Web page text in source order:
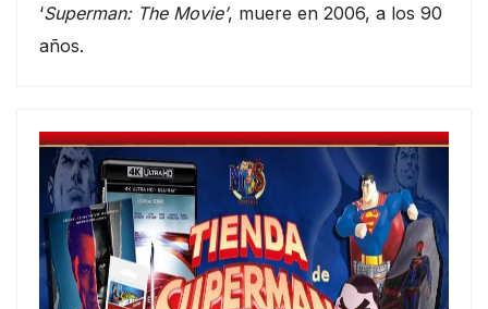
‘Superman: The Movie’, muere en 2006, a los 90
años.